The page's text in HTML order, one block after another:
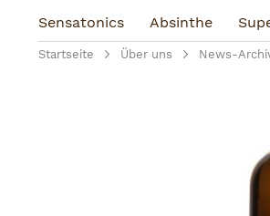
Sensatonics Absinthe
Startseite Über uns News-